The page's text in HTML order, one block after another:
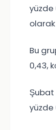
yüzde
Bu
0,43,
Şubat
yüzde